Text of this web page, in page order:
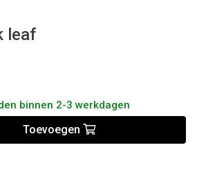
leaf
binnen 2-3 werkdagen
Toevoegen